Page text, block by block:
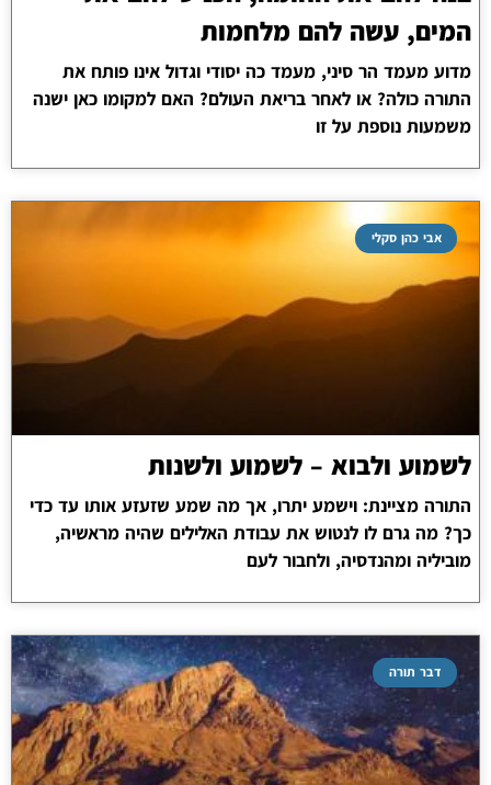
המים, עשה להם מלחמות
מדוע מעמד הר סיני, מעמד כה יסודי וגדול אינו פותח את
התורה כולה? או לאחר בריאת העולם? האם למקומו כאן ישנה
משמעות נוספת על זו
אבי כהן סקלי
לשמוע ולבוא – לשמוע ולשנות
התורה מציינת: וישמע יתרו, אך מה שמע שזעזע אותו עד כדי
כך? מה גרם לו לנטוש את עבודת האלילים שהיה מראשיה,
מוביליה ומהנדסיה, ולחבור לעם
דבר תורה